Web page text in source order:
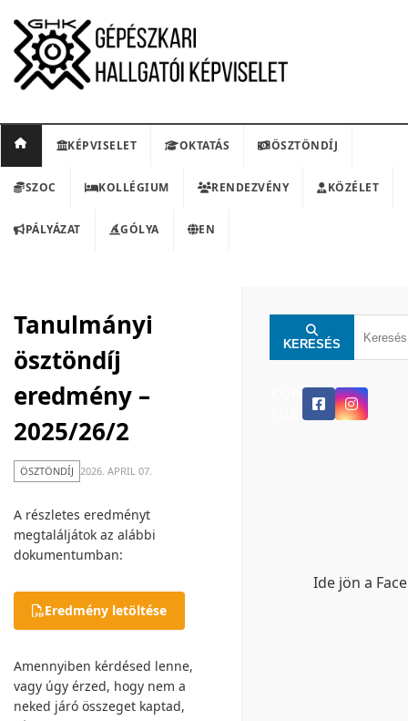
KÉPVISELET OKTATÁS ÖSZTÖNDÍJ
SZOC KOLLÉGIUM RENDEZVÉNY KÖZÉLET
PÁLYÁZAT GÓLYA EN
Tanulmányi
ösztöndíj
eredmény –
2025/26/2
ÖSZTÖNDÍJ 2026. APRIL 07.
A részletes eredményt
megtaláljátok az alábbi
dokumentumban:
Eredmény letöltése
Amennyiben kérdésed lenne,
vagy úgy érzed, hogy nem a
neked járó összeget kaptad,
KERESÉS
Ide jön a